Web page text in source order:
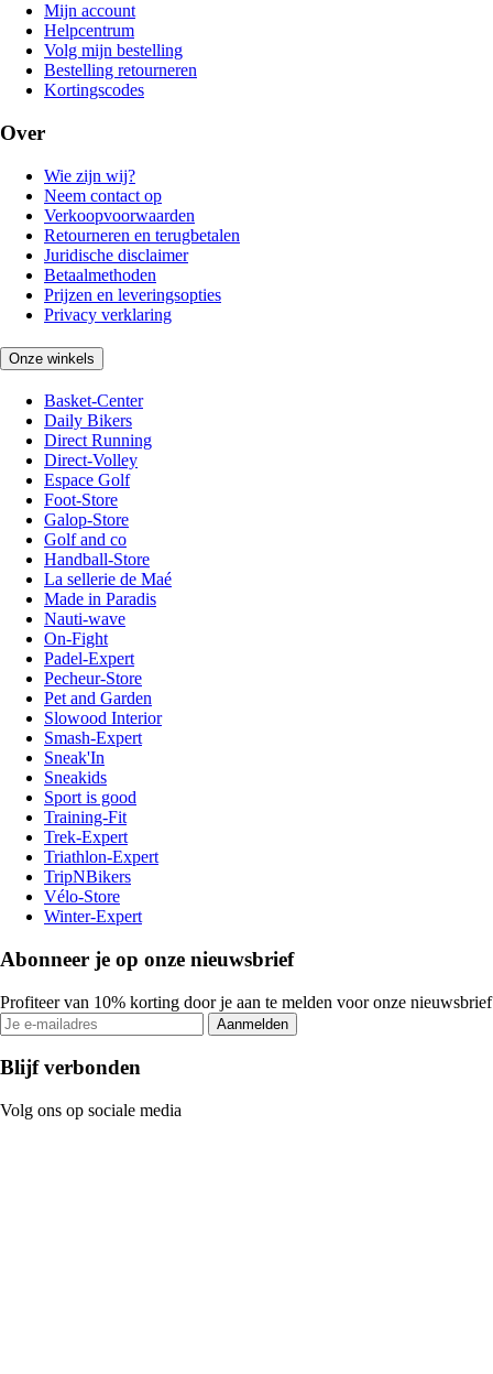
Mijn account
Helpcentrum
Volg mijn bestelling
Bestelling retourneren
Kortingscodes
Over
Wie zijn wij?
Neem contact op
Verkoopvoorwaarden
Retourneren en terugbetalen
Juridische disclaimer
Betaalmethoden
Prijzen en leveringsopties
Privacy verklaring
Onze winkels
Basket-Center
Daily Bikers
Direct Running
Direct-Volley
Espace Golf
Foot-Store
Galop-Store
Golf and co
Handball-Store
La sellerie de Maé
Made in Paradis
Nauti-wave
On-Fight
Padel-Expert
Pecheur-Store
Pet and Garden
Slowood Interior
Smash-Expert
Sneak'In
Sneakids
Sport is good
Training-Fit
Trek-Expert
Triathlon-Expert
TripNBikers
Vélo-Store
Winter-Expert
Abonneer je op onze nieuwsbrief
Profiteer van 10% korting door je aan te melden voor onze nieuwsbrief
Aanmelden
Blijf verbonden
Volg ons op sociale media